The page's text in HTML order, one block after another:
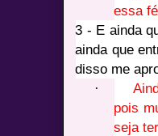
essa
3 - E ainda
ainda que
disso me
·
pois
seja